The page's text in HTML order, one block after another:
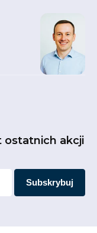
ostatnich akcji
Subskrybuj